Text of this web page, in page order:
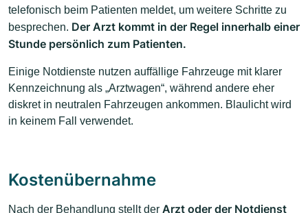
telefonisch beim Patienten meldet, um weitere Schritte zu
besprechen. Der Arzt kommt in der Regel innerhalb einer
Stunde persönlich zum Patienten.
Einige Notdienste nutzen auffällige Fahrzeuge mit klarer
Kennzeichnung als „Arztwagen“, während andere eher
diskret in neutralen Fahrzeugen ankommen. Blaulicht wird
in keinem Fall verwendet.
Kostenübernahme
Nach der Behandlung stellt der Arzt oder der Notdienst